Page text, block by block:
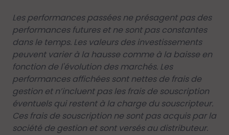
Les performances passées ne présagent pas des
performances futures et ne sont pas constantes
dans le temps. Les valeurs des investissements
peuvent varier à la hausse comme à la baisse en
fonction de l'évolution des marchés. Les
performances affichées sont nettes de frais de
gestion et n’incluent pas les frais de souscription
éventuels qui restent à la charge du souscripteur.
Ces frais de souscription ne sont pas acquis par la
société de gestion et sont versés au distributeur.